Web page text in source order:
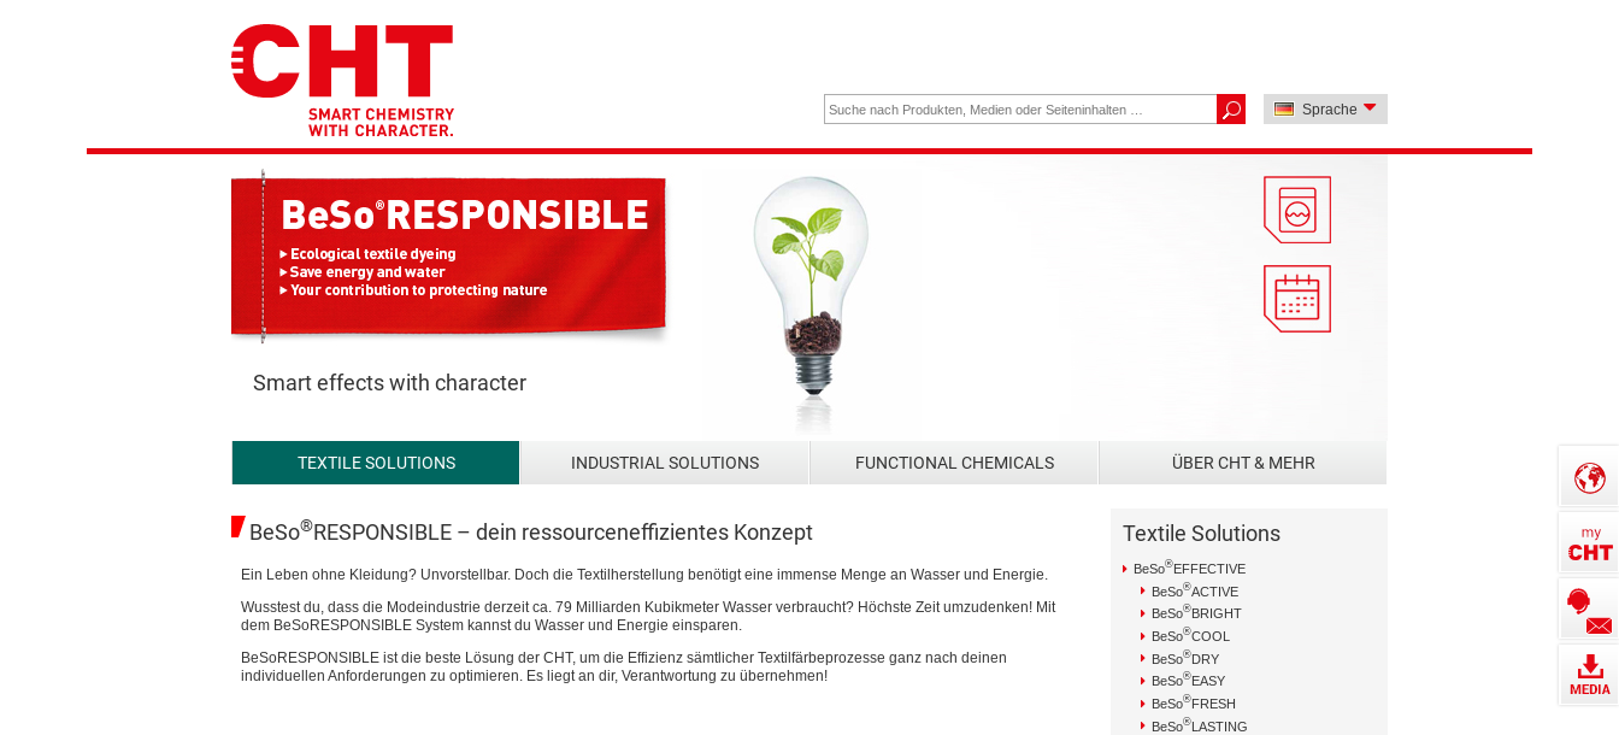
Sprache
Smart effects with character
TEXTILE SOLUTIONS INDUSTRIAL SOLUTIONS FUNCTIONAL CHEMICALS ÜBER CHT & MEHR
BeSo®RESPONSIBLE – dein ressourceneffizientes Konzept
Ein Leben ohne Kleidung? Unvorstellbar. Doch die Textilherstellung benötigt eine immense Menge an Wasser und Energie.
Wusstest du, dass die Modeindustrie derzeit ca. 79 Milliarden Kubikmeter Wasser verbraucht? Höchste Zeit umzudenken! Mit
dem BeSoRESPONSIBLE System kannst du Wasser und Energie einsparen.
BeSoRESPONSIBLE ist die beste Lösung der CHT, um die Effizienz sämtlicher Textilfärbeprozesse ganz nach deinen
individuellen Anforderungen zu optimieren. Es liegt an dir, Verantwortung zu übernehmen!
Textile Solutions
BeSo®EFFECTIVE
BeSo®ACTIVE
BeSo®BRIGHT
BeSo®COOL
BeSo®DRY
BeSo®EASY
BeSo®FRESH
BeSo®LASTING